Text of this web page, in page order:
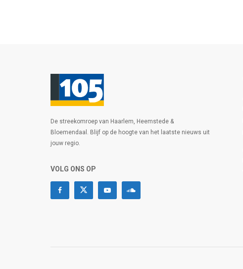
De streekomroep van Haarlem, Heemstede &
Bloemendaal. Blijf op de hoogte van het laatste nieuws uit
jouw regio.
VOLG ONS OP